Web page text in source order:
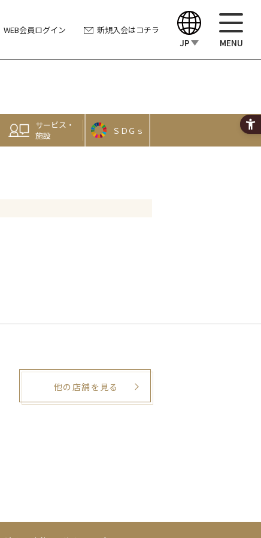
WEB会員ログイン 新規入会はコチラ
JP MENU
サービス・
施設
ＳＤＧｓ
他の店舗を見る